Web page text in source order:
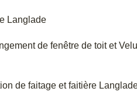
Langlade
de fenêtre de toit et
de faitage et faitière